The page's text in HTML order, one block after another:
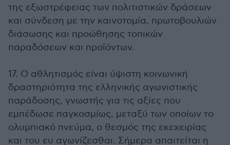
της εξωστρέφειας των πολιτιστικών δράσεων
και σύνδεση με την καινοτομία, πρωτοβουλιών
διάσωσης και προώθησης τοπικών
παραδόσεων και προϊόντων.
17. Ο αθλητισμός είναι ύψιστη κοινωνική
δραστηριότητα της ελληνικής αγωνιστικής
παράδοσης, γνωστής για τις αξίες που
εμπέδωσε παγκοσμίως, μεταξύ των οποίων το
ολυμπιακό πνεύμα, ο θεσμός της εκεχειρίας
και του ευ αγωνίζεσθαι. Σήμερα απαιτείται η